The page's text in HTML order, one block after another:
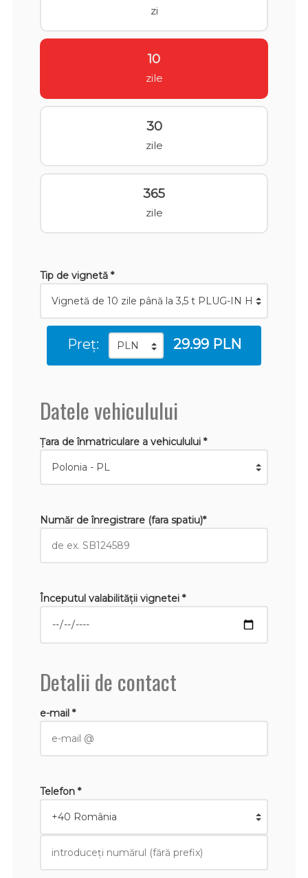
zi
10
zile
30
zile
365
zile
Tip de vignetă *
Preț: 29.99 PLN
Datele vehiculului
Țara de înmatriculare a vehiculului *
Număr de înregistrare (fara spatiu)*
Începutul valabilităţii vignetei *
Detalii de contact
e-mail *
Telefon *